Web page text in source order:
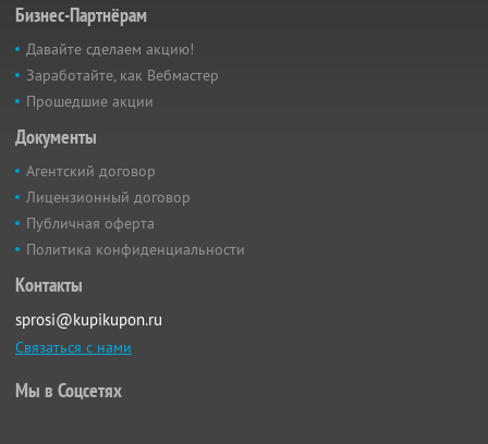
Бизнес-Партнёрам
Давайте сделаем акцию!
Заработайте, как Вебмастер
Прошедшие акции
Документы
Агентский договор
Лицензионный договор
Публичная оферта
Политика конфиденциальности
Контакты
sprosi@kupikupon.ru
Связаться с нами
Мы в Соцсетях